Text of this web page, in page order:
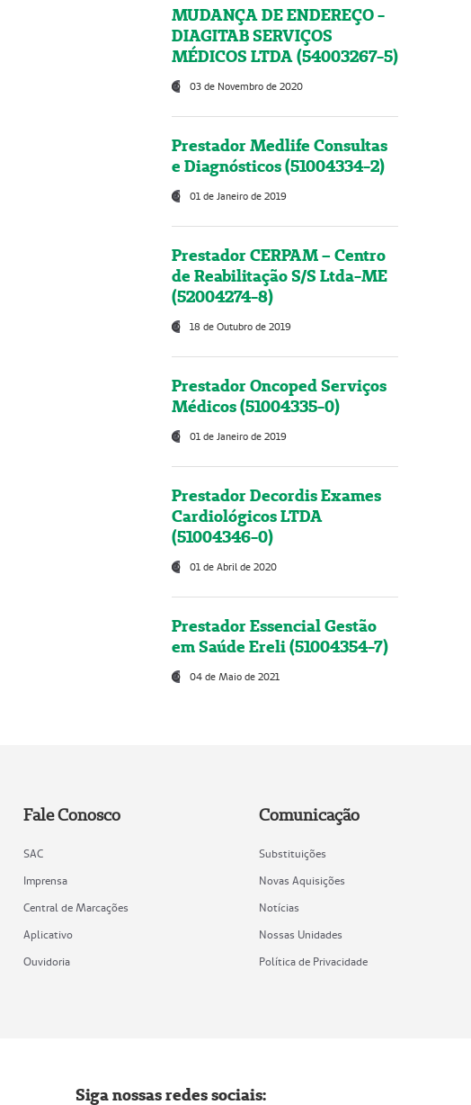
MUDANÇA DE ENDEREÇO -
DIAGITAB SERVIÇOS
MÉDICOS LTDA (54003267-5)
03 de Novembro de 2020
Prestador Medlife Consultas
e Diagnósticos (51004334-2)
01 de Janeiro de 2019
Prestador CERPAM – Centro
de Reabilitação S/S Ltda-ME
(52004274-8)
18 de Outubro de 2019
Prestador Oncoped Serviços
Médicos (51004335-0)
01 de Janeiro de 2019
Prestador Decordis Exames
Cardiológicos LTDA
(51004346-0)
01 de Abril de 2020
Prestador Essencial Gestão
em Saúde Ereli (51004354-7)
04 de Maio de 2021
Fale Conosco
SAC
Imprensa
Central de Marcações
Aplicativo
Ouvidoria
Comunicação
Substituições
Novas Aquisições
Notícias
Nossas Unidades
Política de Privacidade
Siga nossas redes sociais: